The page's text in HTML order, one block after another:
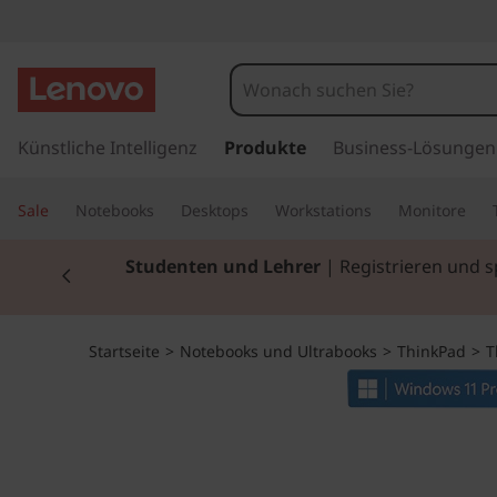
h
n
k
u
a
Künstliche Intelligenz Produkte Business-Lösungen
Sale Notebooks Desktops Workstations Monitore
Studenten und Lehrer | Registrieren und
Currently displaying item 2 of 3
Startseite > Notebooks und Ultrabooks > ThinkPad >